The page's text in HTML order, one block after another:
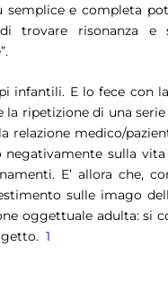
e completa
trovare risonanza e
infantili. E lo fece con
ripetizione di una
relazione medico/
sulla vita
E’ allora che,
sulle imago
oggettuale adulta: si
1